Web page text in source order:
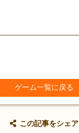
ゲーム一覧に戻る
この記事をシェア